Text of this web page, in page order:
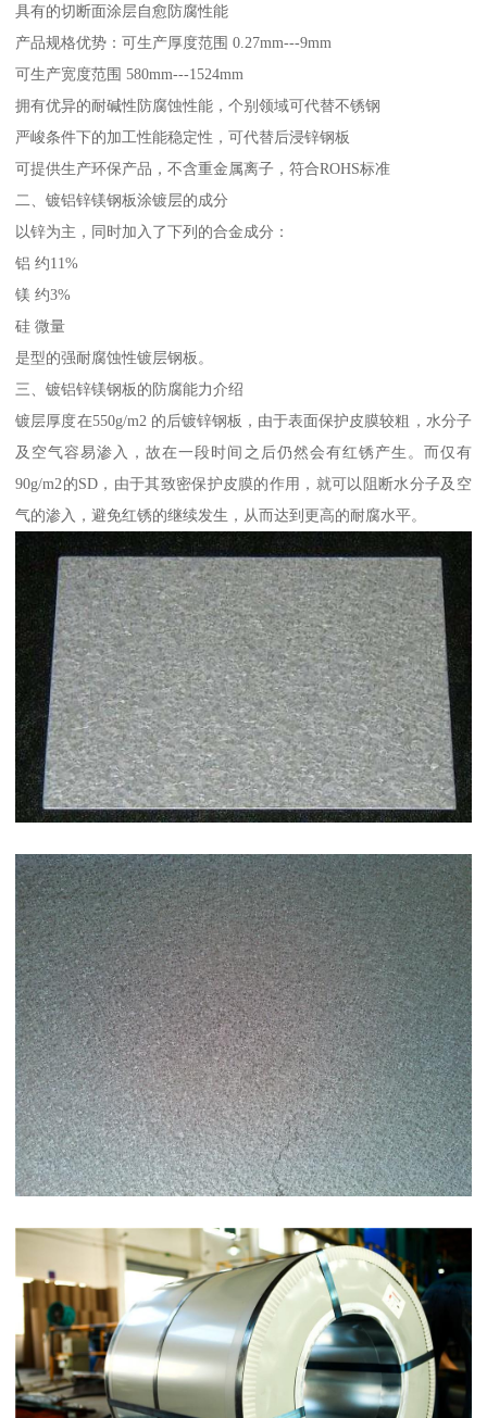
具有的切断面涂层自愈防腐性能
产品规格优势：可生产厚度范围 0.27mm---9mm
可生产宽度范围 580mm---1524mm
拥有优异的耐碱性防腐蚀性能，个别领域可代替不锈钢
严峻条件下的加工性能稳定性，可代替后浸锌钢板
可提供生产环保产品，不含重金属离子，符合ROHS标准
二、镀铝锌镁钢板涂镀层的成分
以锌为主，同时加入了下列的合金成分：
铝 约11%
镁 约3%
硅 微量
是型的强耐腐蚀性镀层钢板。
三、镀铝锌镁钢板的防腐能力介绍
镀层厚度在550g/m2 的后镀锌钢板，由于表面保护皮膜较粗，水分子
及空气容易渗入，故在一段时间之后仍然会有红锈产生。而仅有
90g/m2的SD，由于其致密保护皮膜的作用，就可以阻断水分子及空
气的渗入，避免红锈的继续发生，从而达到更高的耐腐水平。